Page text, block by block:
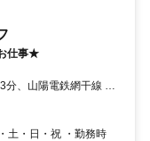
仕事★
、山陽電鉄網干線 広
徒歩約21分 「夢前川
土・日・祝 ・勤務時